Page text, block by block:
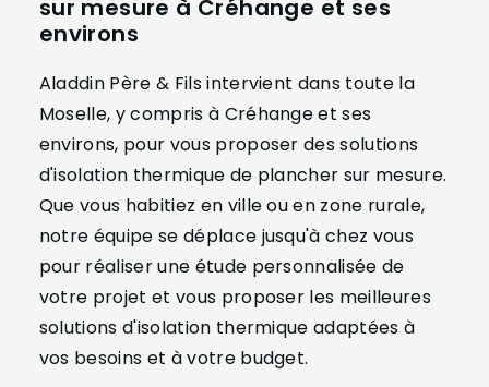
sur mesure à Créhange et ses
environs
Aladdin Père & Fils intervient dans toute la
Moselle, y compris à Créhange et ses
environs, pour vous proposer des solutions
d'isolation thermique de plancher sur mesure.
Que vous habitiez en ville ou en zone rurale,
notre équipe se déplace jusqu'à chez vous
pour réaliser une étude personnalisée de
votre projet et vous proposer les meilleures
solutions d'isolation thermique adaptées à
vos besoins et à votre budget.